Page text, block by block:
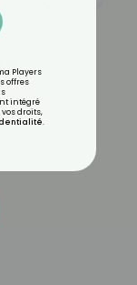
Players
offres
intégré
droits,
.